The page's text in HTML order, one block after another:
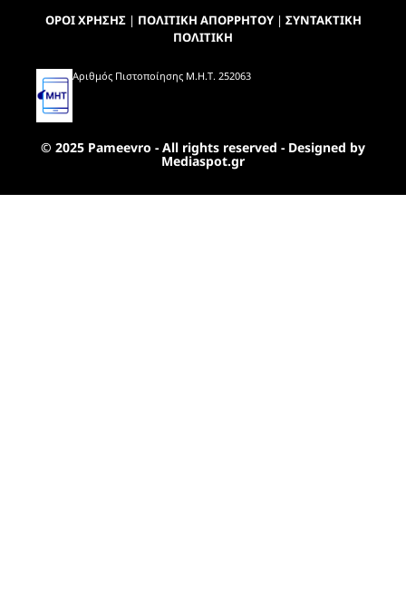
ΟΡΟΙ ΧΡΗΣΗΣ| ΠΟΛΙΤΙΚΗ ΑΠΟΡΡΗΤΟΥ| ΣΥΝΤΑΚΤΙΚΗ
ΠΟΛΙΤΙΚΗ
Αριθμός Πιστοποίησης Μ.Η.Τ. 252063
© 2025 Pameevro - All rights reserved - Designed by
Mediaspot.gr